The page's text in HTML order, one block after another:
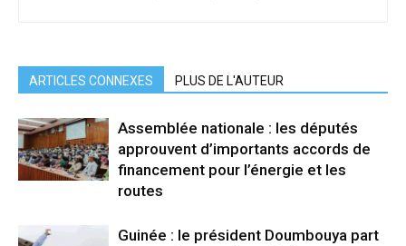
ARTICLES CONNEXES PLUS DE L'AUTEUR
Assemblée nationale : les députés
approuvent d’importants accords de
financement pour l’énergie et les
routes
Guinée : le président Doumbouya part